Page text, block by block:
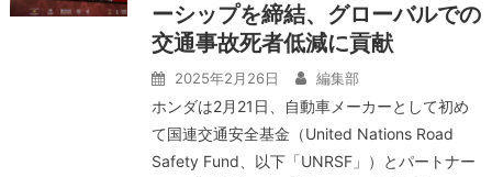
ーシップを締結、グローバルでの
交通事故死者低減に貢献
2025年2月26日 編集部
ホンダは2月21日、自動車メーカーとして初め
て国連交通安全基金（United Nations Road
Safety Fund、以下「UNRSF」）とパートナー